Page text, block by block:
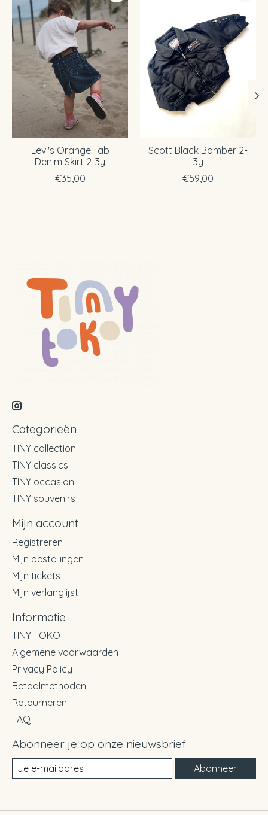
Levi's Orange Tab
Denim Skirt 2-3y
€35,00
Scott Black Bomber 2-
3y
€59,00
Categorieën
TINY collection
TINY classics
TINY occasion
TINY souvenirs
Mijn account
Registreren
Mijn bestellingen
Mijn tickets
Mijn verlanglijst
Informatie
TINY TOKO
Algemene voorwaarden
Privacy Policy
Betaalmethoden
Retourneren
FAQ
Abonneer je op onze nieuwsbrief
Abonneer